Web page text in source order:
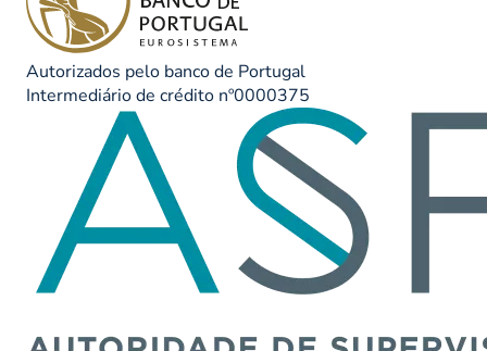
Autorizados pelo banco de Portugal
Intermediário de crédito nº0000375